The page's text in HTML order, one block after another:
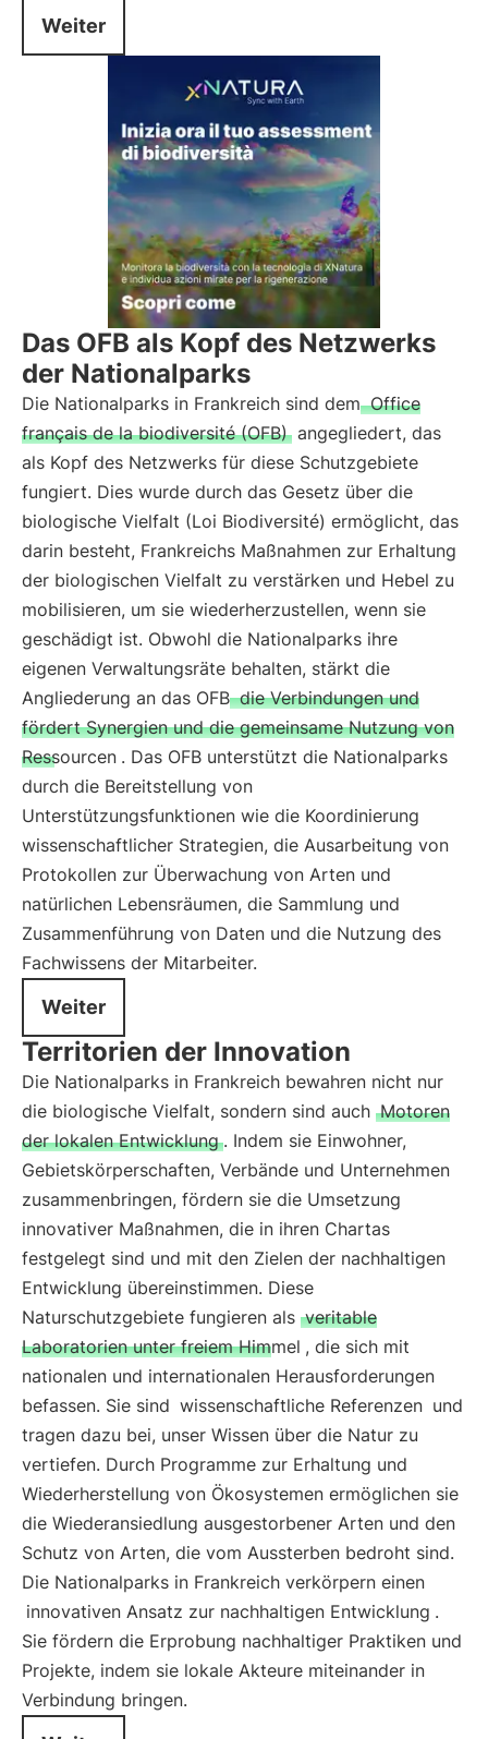
Weiter
Das OFB als Kopf des Netzwerks
der Nationalparks
Die Nationalparks in Frankreich sind dem Office
français de la biodiversité (OFB) angegliedert, das
als Kopf des Netzwerks für diese Schutzgebiete
fungiert. Dies wurde durch das Gesetz über die
biologische Vielfalt (Loi Biodiversité) ermöglicht, das
darin besteht, Frankreichs Maßnahmen zur Erhaltung
der biologischen Vielfalt zu verstärken und Hebel zu
mobilisieren, um sie wiederherzustellen, wenn sie
geschädigt ist. Obwohl die Nationalparks ihre
eigenen Verwaltungsräte behalten, stärkt die
Angliederung an das OFB die Verbindungen und
fördert Synergien und die gemeinsame Nutzung von
Ressourcen . Das OFB unterstützt die Nationalparks
durch die Bereitstellung von
Unterstützungsfunktionen wie die Koordinierung
wissenschaftlicher Strategien, die Ausarbeitung von
Protokollen zur Überwachung von Arten und
natürlichen Lebensräumen, die Sammlung und
Zusammenführung von Daten und die Nutzung des
Fachwissens der Mitarbeiter.
Weiter
Territorien der Innovation
Die Nationalparks in Frankreich bewahren nicht nur
die biologische Vielfalt, sondern sind auch Motoren
der lokalen Entwicklung . Indem sie Einwohner,
Gebietskörperschaften, Verbände und Unternehmen
zusammenbringen, fördern sie die Umsetzung
innovativer Maßnahmen, die in ihren Chartas
festgelegt sind und mit den Zielen der nachhaltigen
Entwicklung übereinstimmen. Diese
Naturschutzgebiete fungieren als veritable
Laboratorien unter freiem Himmel , die sich mit
nationalen und internationalen Herausforderungen
befassen. Sie sind wissenschaftliche Referenzen und
tragen dazu bei, unser Wissen über die Natur zu
vertiefen. Durch Programme zur Erhaltung und
Wiederherstellung von Ökosystemen ermöglichen sie
die Wiederansiedlung ausgestorbener Arten und den
Schutz von Arten, die vom Aussterben bedroht sind.
Die Nationalparks in Frankreich verkörpern einen
innovativen Ansatz zur nachhaltigen Entwicklung .
Sie fördern die Erprobung nachhaltiger Praktiken und
Projekte, indem sie lokale Akteure miteinander in
Verbindung bringen.